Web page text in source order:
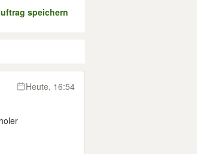
speichern
Heute, 16:54